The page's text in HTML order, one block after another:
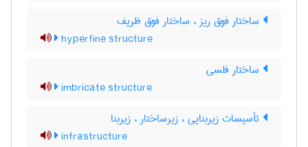
ساختار فوق ریز ، ساختار فوق ظریف
hyperfine structure
ساختار فلسی
imbricate structure
تأسیسات زیربنایی ، زیرساختار ، زیربنا
infrastructure